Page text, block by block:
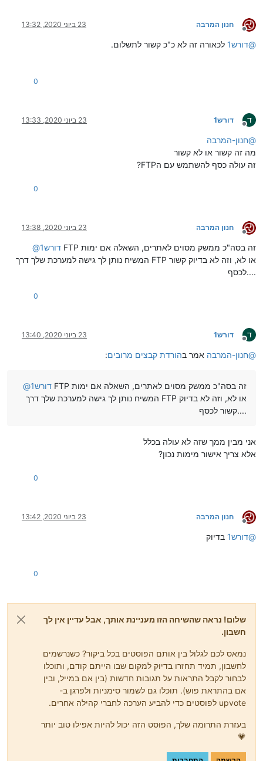
מנותק
חנון המרבה 23 ביוני 2020, 13:32
@דורש1 לכאורה זה לא כ"כ קשור לתשלום.
0
ד
מנותק
דורש1 23 ביוני 2020, 13:33
@חנון-המרבה
מה זה קשור או לא קשור
זה עולה כסף להשתמש עם הFTP?
0
מנותק
חנון המרבה 23 ביוני 2020, 13:38
@ דורש1 FTP זה בסה"כ ממשק מסוים לאתרים, השאלה אם ימות
המשיח נותן לך גישה למערכת שלך דרך FTP או לא, וזה לא בדיוק קשור
לכסף....
0
ד
מנותק
דורש1 23 ביוני 2020, 13:40
@חנון-המרבה אמר בהורדת קבצים מרובים:
@ דורש1 FTP זה בסה"כ ממשק מסוים לאתרים, השאלה אם ימות
המשיח נותן לך גישה למערכת שלך דרך FTP או לא, וזה לא בדיוק
קשור לכסף....
אני מבין ממך שזה לא עולה בכלל
אלא צריך אישור מימות נכון?
0
מנותק
חנון המרבה 23 ביוני 2020, 13:42
@דורש1 בדיוק
0
שלום! נראה שהשיחה הזו מעניינת אותך, אבל עדיין אין לך
חשבון.
נמאס לכם לגלול בין אותם הפוסטים בכל ביקור? כשנרשמים
לחשבון, תמיד תחזרו בדיוק למקום שבו הייתם קודם, ותוכלו
לבחור לקבל התראות על תגובות חדשות (בין אם במייל, ובין
אם בהתראת פוש). תוכלו גם לשמור סימניות ולפרגן ב-
upvote לפוסטים כדי להביע הערכה לחברי קהילה אחרים.
בעזרת התרומה שלך, הפוסט הזה יכול להיות אפילו טוב יותר
💗